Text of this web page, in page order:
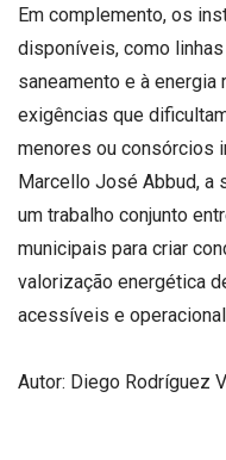
Em complemento, os
disponíveis, como
saneamento e à energia
exigências que
menores ou consórcios
Marcello José Abbud, a
um trabalho conjunto
municipais para criar
valorização energética
acessíveis e
Autor: Diego Rodríguez